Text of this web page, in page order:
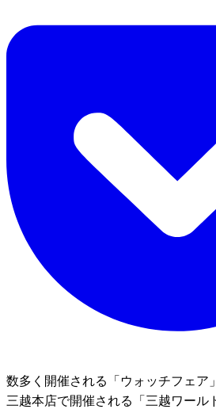
数多く開催される「ウォッチフェア
三越本店で開催される「三越ワール